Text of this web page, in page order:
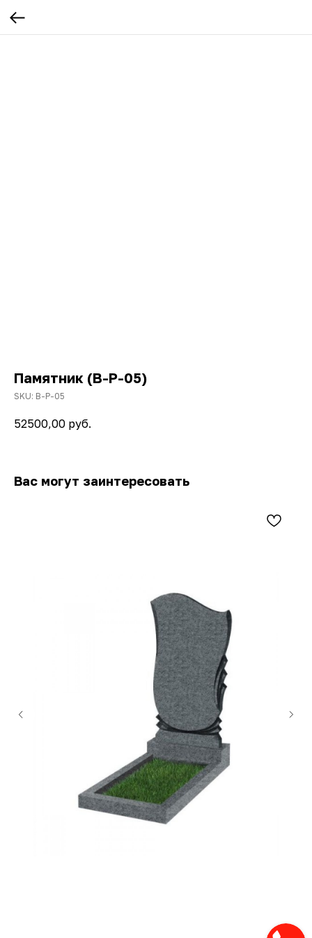
Памятник (В-Р-05)
SKU: В-Р-05
52500,00 руб.
Вас могут заинтересовать